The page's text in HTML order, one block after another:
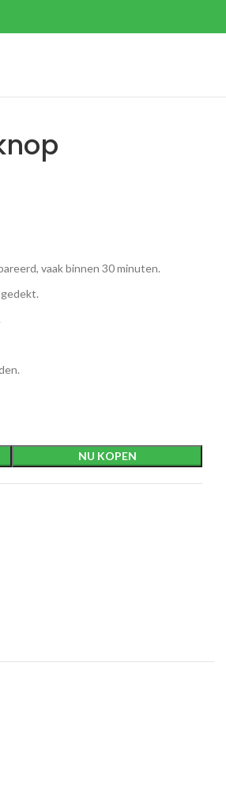
vaak binnen 30 minuten.
NU KOPEN